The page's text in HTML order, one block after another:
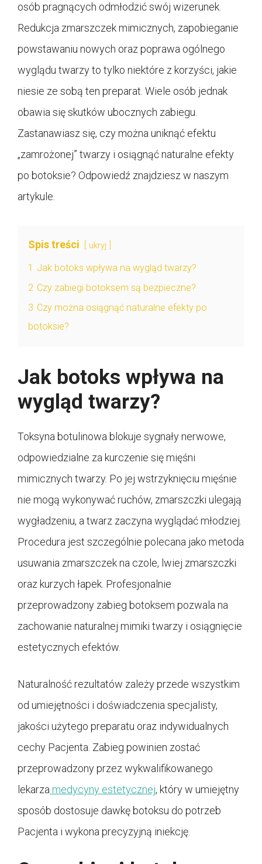
osób pragnących odmłodzić swój wizerunek.
Redukcja zmarszczek mimicznych, zapobieganie
powstawaniu nowych oraz poprawa ogólnego
wyglądu twarzy to tylko niektóre z korzyści, jakie
niesie ze sobą ten preparat. Wiele osób jednak
obawia się skutków ubocznych zabiegu.
Zastanawiasz się, czy można uniknąć efektu
„zamrożonej” twarzy i osiągnąć naturalne efekty
po botoksie? Odpowiedź znajdziesz w naszym
artykule.
Spis treści ukryj
1 Jak botoks wpływa na wygląd twarzy?
2 Czy zabiegi botoksem są bezpieczne?
3 Czy można osiągnąć naturalne efekty po
botoksie?
Jak botoks wpływa na
wygląd twarzy?
Toksyna botulinowa blokuje sygnały nerwowe,
odpowiedzialne za kurczenie się mięśni
mimicznych twarzy. Po jej wstrzyknięciu mięśnie
nie mogą wykonywać ruchów, zmarszczki ulegają
wygładzeniu, a twarz zaczyna wyglądać młodziej.
Procedura jest szczególnie polecana jako metoda
usuwania zmarszczek na czole, lwiej zmarszczki
oraz kurzych łapek. Profesjonalnie
przeprowadzony zabieg botoksem pozwala na
zachowanie naturalnej mimiki twarzy i osiągnięcie
estetycznych efektów.
Naturalność rezultatów zależy przede wszystkim
od umiejętności i doświadczenia specjalisty,
jakości użytego preparatu oraz indywidualnych
cechy Pacjenta. Zabieg powinien zostać
przeprowadzony przez wykwalifikowanego
lekarza medycyny estetycznej, który w umiejętny
sposób dostosuje dawkę botoksu do potrzeb
Pacjenta i wykona precyzyjną iniekcję.